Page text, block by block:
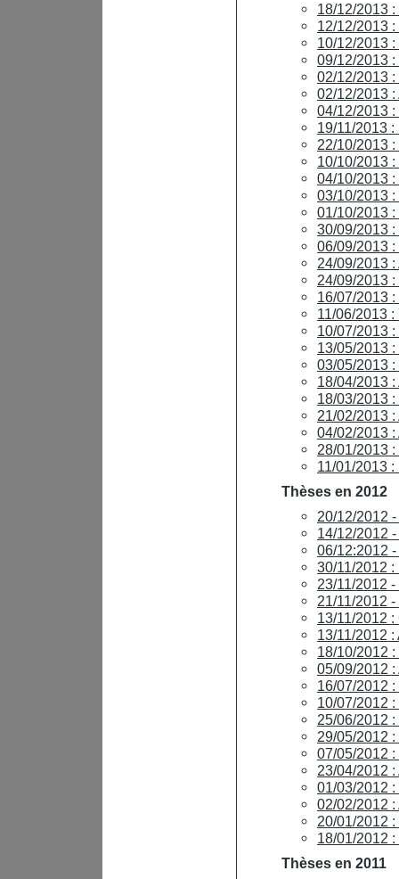
18/12/2013
12/12/2013
10/12/2013
09/12/2013
02/12/2013
02/12/2013
04/12/2013
19/11/2013
22/10/2013
10/10/2013
04/10/2013
03/10/2013
01/10/2013
30/09/2013
06/09/2013
24/09/2013
24/09/2013
16/07/2013
11/06/2013
10/07/2013
13/05/2013
03/05/2013
18/04/2013
18/03/2013
21/02/2013
04/02/2013 :
28/01/2013
11/01/2013
Thèses en 2012
20/12/2012
14/12/2012
06/12:2012
30/11/2012
23/11/2012
21/11/2012
13/11/2012
13/11/2012
18/10/2012
05/09/2012
16/07/2012
10/07/2012
25/06/2012
29/05/2012
07/05/2012
23/04/2012
01/03/2012
02/02/2012
20/01/2012
18/01/2012
Thèses en 2011